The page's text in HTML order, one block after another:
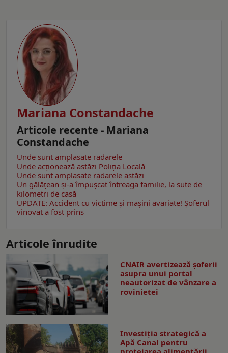
Mariana Constandache
Articole recente - Mariana
Constandache
Unde sunt amplasate radarele
Unde acționează astăzi Poliția Locală
Unde sunt amplasate radarele astăzi
Un gălăţean și-a împușcat întreaga familie, la sute de
kilometri de casă
UPDATE: Accident cu victime și mașini avariate! Șoferul
vinovat a fost prins
Articole înrudite
CNAIR avertizează șoferii
asupra unui portal
neautorizat de vânzare a
rovinietei
Investiția strategică a
Apă Canal pentru